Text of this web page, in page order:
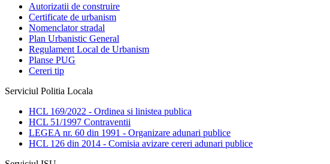
Autorizatii de construire
Certificate de urbanism
Nomenclator stradal
Plan Urbanistic General
Regulament Local de Urbanism
Planse PUG
Cereri tip
Serviciul Politia Locala
HCL 169/2022 - Ordinea si linistea publica
HCL 51/1997 Contraventii
LEGEA nr. 60 din 1991 - Organizare adunari publice
HCL 126 din 2014 - Comisia avizare cereri adunari publice